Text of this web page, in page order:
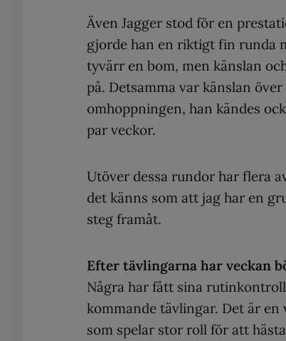
Även Jagger stod för en
gjorde han en riktigt fin runda
tyvärr en bom, men känslan
på. Detsamma var känslan
omhoppningen, han kändes
par veckor.
Utöver dessa rundor har flera
det känns som att jag har en
steg framåt.
Efter tävlingarna har veckan
Några har fått sina
kommande tävlingar. Det är
som spelar stor roll för att